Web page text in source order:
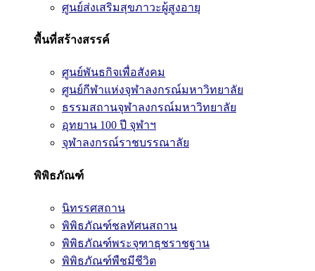
ศูนย์ส่งเสริมสุขภาวะผู้สูงอายุ
พื้นที่สร้างสรรค์
ศูนย์พันธกิจเพื่อสังคม
ศูนย์กีฬาแห่งจุฬาลงกรณ์มหาวิทยาลัย
ธรรมสถานจุฬาลงกรณ์มหาวิทยาลัย
อุทยาน 100 ปี จุฬาฯ
จุฬาลงกรณ์ราชบรรณาลัย
พิพิธภัณฑ์
นิทรรศสถาน
พิพิธภัณฑ์ชลทัศนสถาน
พิพิธภัณฑ์พระจุฑาธุชราชฐาน
พิพิธภัณฑ์พืชมีชีวิต